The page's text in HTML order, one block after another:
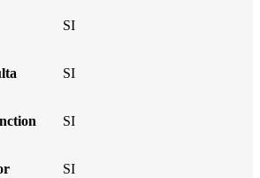
SI
SI
SI
SI